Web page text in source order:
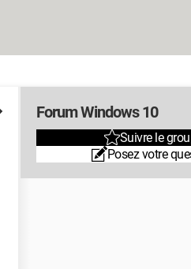
Forum Windows 10
Suivre le
Posez votre